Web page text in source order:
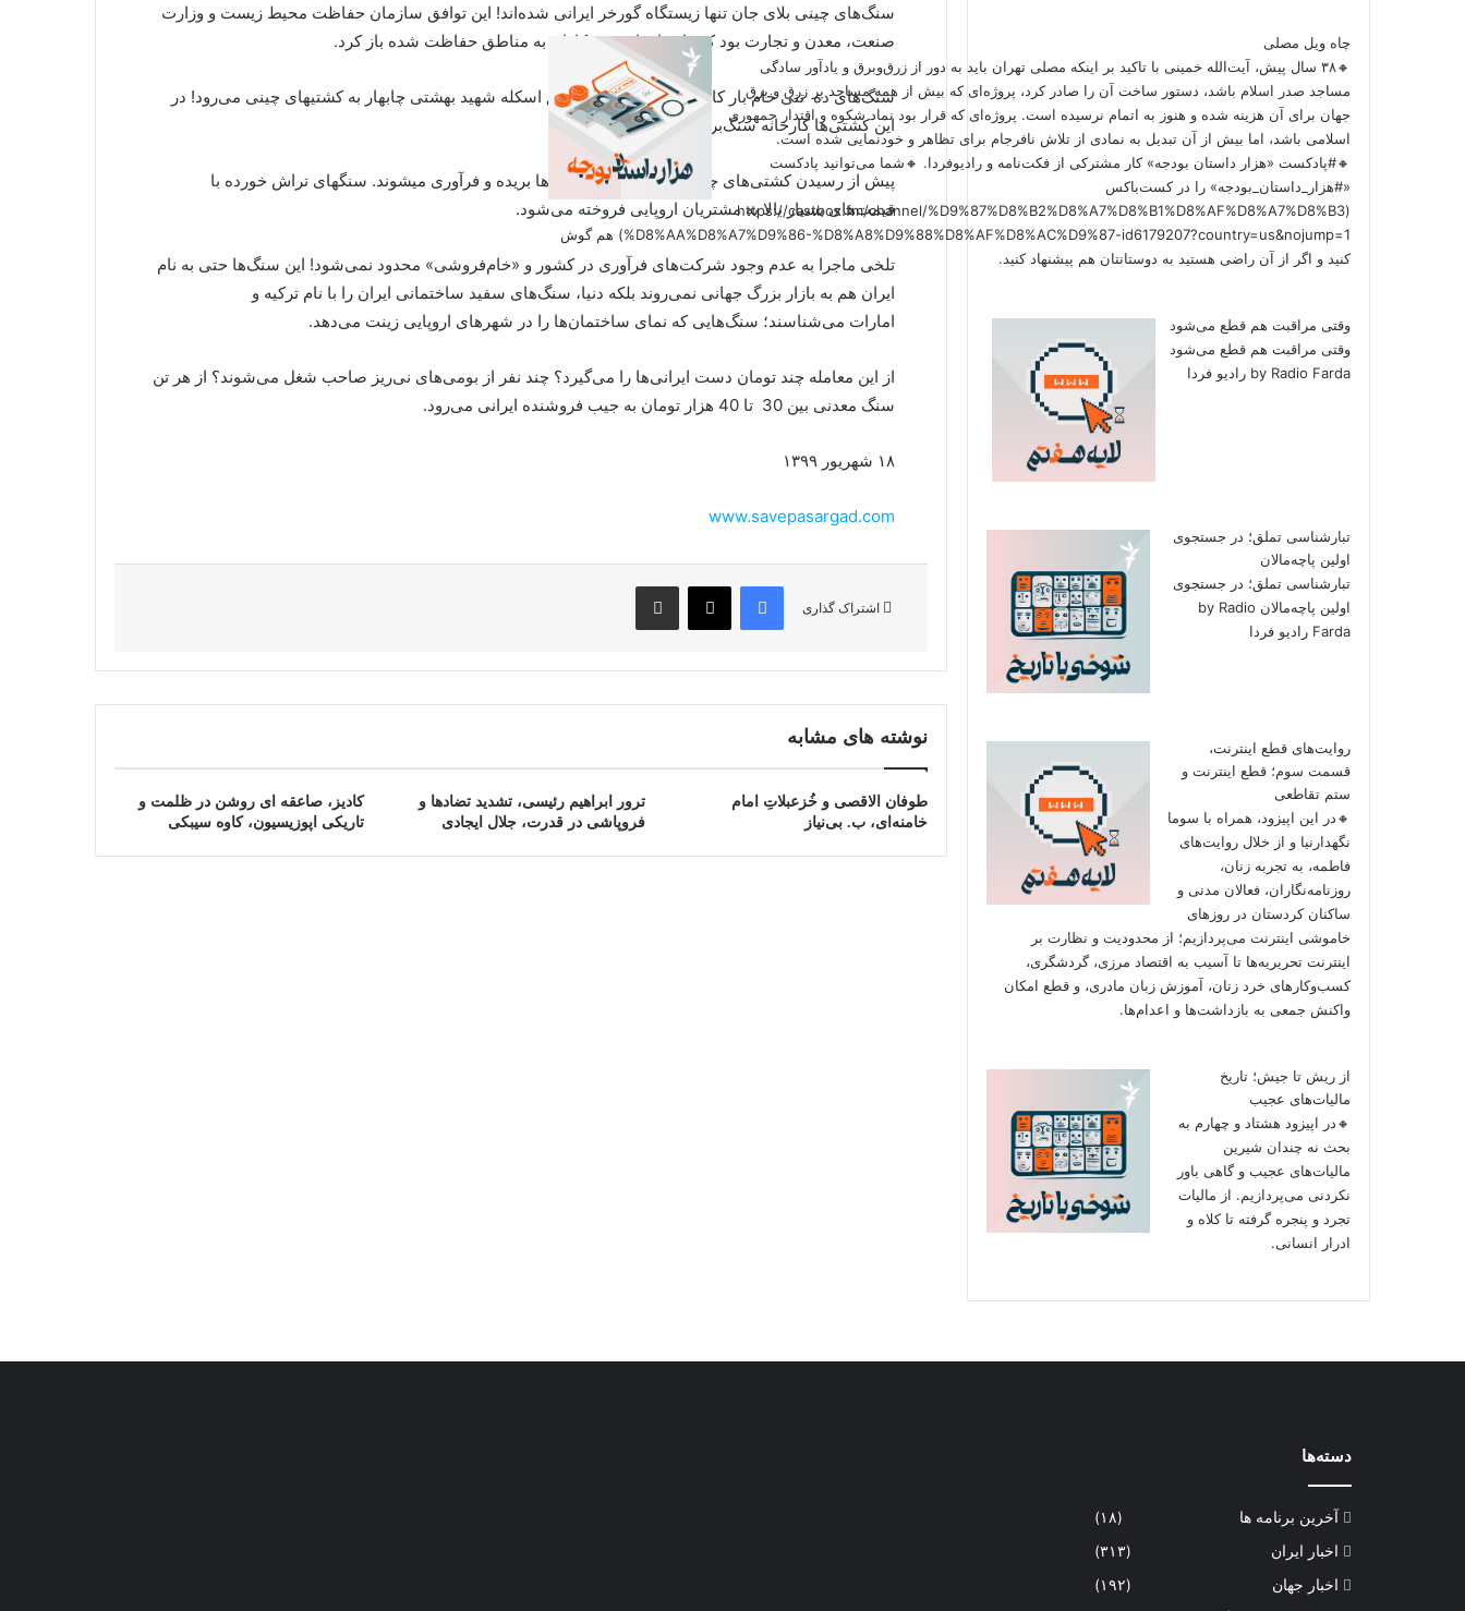
سنگ‌های چینی بلای جان تنها زیستگاه گورخر ایرانی شده‌اند! این توافق سازمان حفاظت محیط زیست و وزارت
صنعت، معدن و تجارت بود که راه را برای معدنکاوان به مناطق حفاظت شده باز کرد.
سنگ‌های ده تنی خام بار کامیون می‌شود و از طریق اسکله شهید بهشتی چابهار به کشتیهای چینی می‌رود! در
این کشتی‌ها کارخانه سنگ‌بری وجود دارد.
پیش از رسیدن کشتی‌های چینی به بندر «دبی» سنگ‌ها بریده و فرآوری میشوند. سنگهای تراش خورده با
قیمت‌های بسیار بالا به مشتریان اروپایی فروخته می‌شود.
تلخی ماجرا به عدم وجود شرکت‌های فرآوری در کشور و «خام‌فروشی» محدود نمی‌شود! این سنگ‌ها حتی به نام
ایران هم به بازار بزرگ جهانی نمی‌روند بلکه دنیا، سنگ‌های سفید ساختمانی ایران را با نام ترکیه و
امارات می‌شناسند؛ سنگ‌هایی که نمای ساختمان‌ها را در شهرهای اروپایی زینت می‌دهد.
از این معامله چند تومان دست ایرانی‌ها را می‌گیرد؟ چند نفر از بومی‌های نی‌ریز صاحب شغل می‌شوند؟ از هر تن
سنگ معدنی بین 30 تا 40 هزار تومان به جیب فروشنده ایرانی می‌رود.
۱۸ شهریور ۱۳۹۹
www.savepasargad.com
اشتراک گذاری
فیس بوک X اشتراک گذاری از طریق ایمیل
نوشته های مشابه
طوفان الاقصی و خُزعبلاتِ امام
خامنه‌ای، ب. بی‌نیاز
ترور ابراهیم رئیسی، تشدید تضادها و
فروپاشی در قدرت، جلال ایجادی
کادیز، صاعقه ای روشن در ظلمت و
تاریکی اپوزیسیون، کاوه سیبکی
چاه ویل مصلی
🔸۳۸ سال پیش، آیت‌الله خمینی با تاکید بر اینکه مصلی تهران باید به دور از زرق‌وبرق و یادآور سادگی
مساجد صدر اسلام باشد، دستور ساخت آن را صادر کرد، پروژه‌ای که بیش از همه مساجد پر زرق و برق
جهان برای آن هزینه شده و هنوز به اتمام نرسیده است. پروژه‌ای که قرار بود نماد شکوه و اقتدار جمهوری
اسلامی باشد، اما بیش از آن تبدیل به نمادی از تلاش نافرجام برای تظاهر و خودنمایی شده است.
🔸#پادکست «هزار داستان بودجه» کار مشترکی از فکت‌نامه و رادیوفردا. 🔸شما می‌توانید پادکست
«#هزار_داستان_بودجه» را در کست‌باکس
(https://castbox.fm/channel/%D9%87%D8%B2%D8%A7%D8%B1%D8%AF%D8%A7%D8%B3
%D8%AA%D8%A7%D9%86-%D8%A8%D9%88%D8%AF%D8%AC%D9%87-id6179207?country=us&nojump=1) هم گوش
کنید و اگر از آن راضی هستید به دوستانتان هم پیشنهاد کنید.
وقتی مراقبت هم قطع می‌شود
وقتی مراقبت هم قطع می‌شود
by Radio Farda رادیو فردا
تبارشناسی تملق؛ در جستجوی
اولین‌ پاچه‌مالان
تبارشناسی تملق؛ در جستجوی
اولین‌ پاچه‌مالان by Radio
Farda رادیو فردا
روایت‌های قطع اینترنت،
قسمت سوم؛ قطع اینترنت و
ستم تقاطعی
🔸در این اپیزود، همراه با سوما
نگهدارنیا و از خلال روایت‌های
فاطمه، به تجربه زنان،
روزنامه‌نگاران، فعالان مدنی و
ساکنان کردستان در روزهای
خاموشی اینترنت می‌پردازیم؛ از محدودیت و نظارت بر
اینترنت تحریریه‌ها تا آسیب به اقتصاد مرزی، گردشگری،
کسب‌وکارهای خرد زنان، آموزش زبان مادری، و قطع امکان
واکنش جمعی به بازداشت‌ها و اعدام‌ها.
از ریش تا جیش؛ تاریخ
مالیات‌های عجیب
🔸در اپیزود هشتاد و چهارم به
بحث نه چندان شیرین
مالیات‌های عجیب و گاهی باور
نکردنی‌ می‌پردازیم. از مالیات
تجرد و پنجره گرفته تا کلاه و
ادرار انسانی.
دسته‌ها
آخرین برنامه ها
(۱۸)
اخبار ایران
(۳۱۳)
اخبار جهان
(۱۹۲)